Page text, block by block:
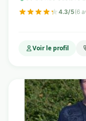
4.3/5(6
Voir le profil